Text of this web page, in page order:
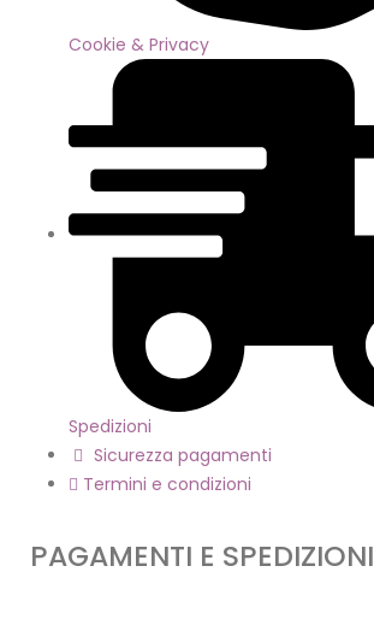
Cookie & Privacy
Spedizioni
Sicurezza pagamenti
Termini e condizioni
PAGAMENTI E SPEDIZIONI